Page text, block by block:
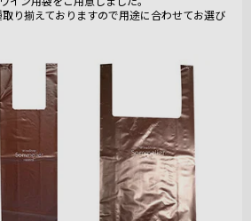
り揃えておりますので用途に合わせてお選び